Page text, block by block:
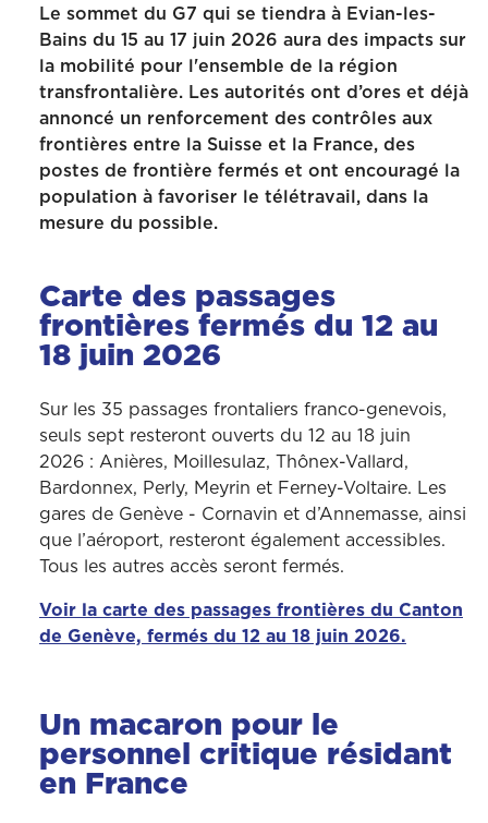
Le sommet du G7 qui se tiendra à Evian-les-
Bains du 15 au 17 juin 2026 aura des impacts sur
la mobilité pour l'ensemble de la région
transfrontalière. Les autorités ont d’ores et déjà
annoncé un renforcement des contrôles aux
frontières entre la Suisse et la France, des
postes de frontière fermés et ont encouragé la
population à favoriser le télétravail, dans la
mesure du possible.
Carte des passages
frontières fermés du 12 au
18 juin 2026
Sur les 35 passages frontaliers franco-genevois,
seuls sept resteront ouverts du 12 au 18 juin
2026 : Anières, Moillesulaz, Thônex-Vallard,
Bardonnex, Perly, Meyrin et Ferney-Voltaire. Les
gares de Genève - Cornavin et d’Annemasse, ainsi
que l’aéroport, resteront également accessibles.
Tous les autres accès seront fermés.
Voir la carte des passages frontières du Canton
de Genève, fermés du 12 au 18 juin 2026.
Un macaron pour le
personnel critique résidant
en France